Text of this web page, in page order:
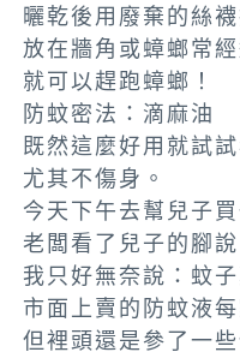
曬乾後用廢棄的絲
放在牆角或蟑螂常經
就可以趕跑蟑螂！
防蚊密法：滴麻油
既然這麼好用就試
尤其不傷身。
今天下午去幫兒子買
老闆看了兒子的腳
我只好無奈說：蚊子
市面上賣的防蚊液
但裡頭還是參了一些